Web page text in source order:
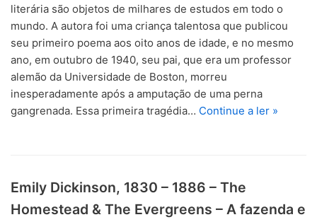
literária são objetos de milhares de estudos em todo o
mundo. A autora foi uma criança talentosa que publicou
seu primeiro poema aos oito anos de idade, e no mesmo
ano, em outubro de 1940, seu pai, que era um professor
alemão da Universidade de Boston, morreu
inesperadamente após a amputação de uma perna
gangrenada. Essa primeira tragédia… Continue a ler »
Emily Dickinson, 1830 – 1886 – The
Homestead & The Evergreens – A fazenda e